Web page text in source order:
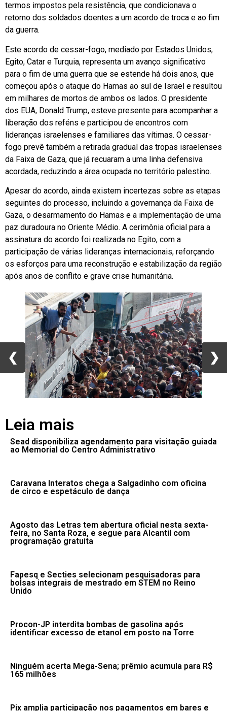
termos impostos pela resistência, que condicionava o
retorno dos soldados doentes a um acordo de troca e ao fim
da guerra.
Este acordo de cessar-fogo, mediado por Estados Unidos,
Egito, Catar e Turquia, representa um avanço significativo
para o fim de uma guerra que se estende há dois anos, que
começou após o ataque do Hamas ao sul de Israel e resultou
em milhares de mortos de ambos os lados. O presidente
dos EUA, Donald Trump, esteve presente para acompanhar a
liberação dos reféns e participou de encontros com
lideranças israelenses e familiares das vítimas. O cessar-
fogo prevê também a retirada gradual das tropas israelenses
da Faixa de Gaza, que já recuaram a uma linha defensiva
acordada, reduzindo a área ocupada no território palestino.
Apesar do acordo, ainda existem incertezas sobre as etapas
seguintes do processo, incluindo a governança da Faixa de
Gaza, o desarmamento do Hamas e a implementação de uma
paz duradoura no Oriente Médio. A cerimônia oficial para a
assinatura do acordo foi realizada no Egito, com a
participação de várias lideranças internacionais, reforçando
os esforços para uma reconstrução e estabilização da região
após anos de conflito e grave crise humanitária.
Leia mais
Sead disponibiliza agendamento para visitação guiada
ao Memorial do Centro Administrativo
Caravana Interatos chega a Salgadinho com oficina
de circo e espetáculo de dança
Agosto das Letras tem abertura oficial nesta sexta-
feira, no Santa Roza, e segue para Alcantil com
programação gratuita
Fapesq e Secties selecionam pesquisadoras para
bolsas integrais de mestrado em STEM no Reino
Unido
Procon-JP interdita bombas de gasolina após
identificar excesso de etanol em posto na Torre
Ninguém acerta Mega-Sena; prêmio acumula para R$
165 milhões
Pix amplia participação nos pagamentos em bares e
❮ ❯
❮ ❯